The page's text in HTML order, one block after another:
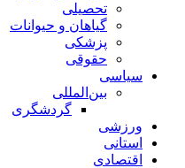
تحصیلی
گیاهان و حیوانات
پزشکی
حقوقی
سیاسی
بین‌المللی
گردشگری
ورزشی
استانی
اقتصادی